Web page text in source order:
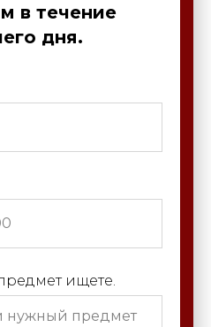
в течение
дня.
ищете.